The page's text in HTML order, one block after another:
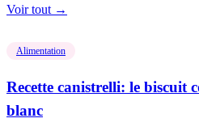
Voir tout →
Alimentation
Recette canistrelli: le biscuit
blanc